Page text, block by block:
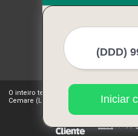
Missão
Mapa
Mais
O inteiro teor deste site está sujeito à
Cemare (Lei 9610 de 19/02/1998)Iniciar